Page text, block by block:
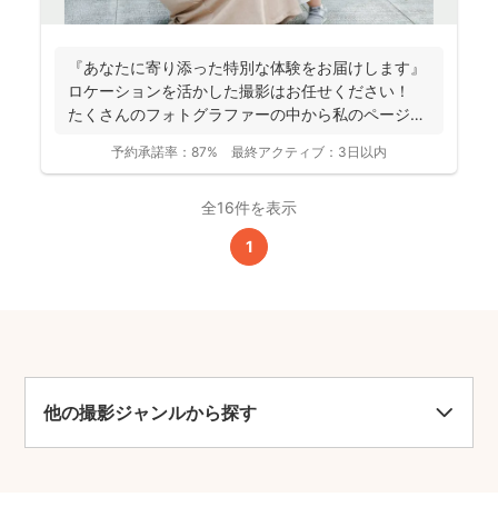
『あなたに寄り添った特別な体験をお届けします』
ロケーションを活かした撮影はお任せください！
たくさんのフォトグラファーの中から私のページに
予約承諾率： 87% 最終アクティブ： 3日以内
全16件を表示
1
他の撮影ジャンルから探す